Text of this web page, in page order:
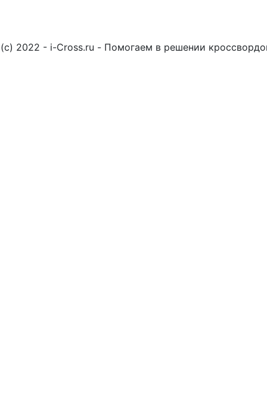
(c) 2022 - i-Cross.ru - Помогаем в решении